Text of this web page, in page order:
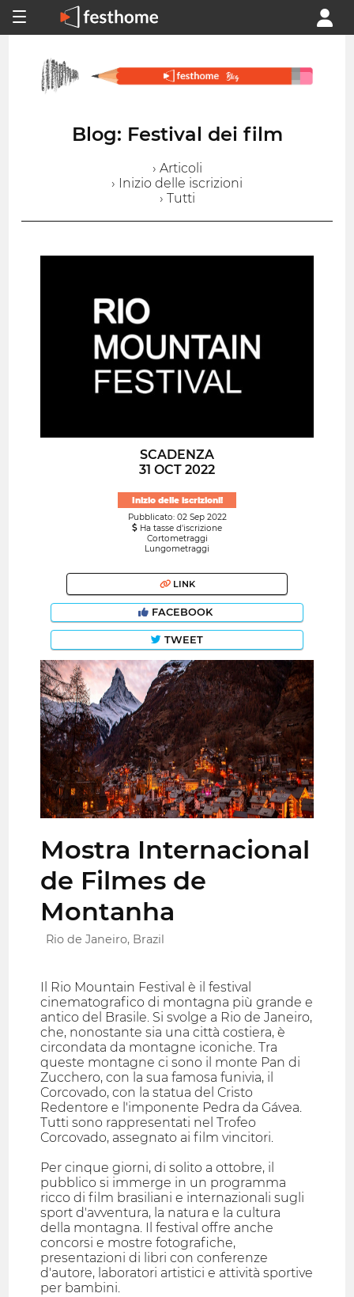
Blog: Festival dei film
› Articoli
› Inizio delle iscrizioni
› Tutti
SCADENZA
31 OCT 2022
Inizio delle iscrizioni!
Pubblicato: 02 Sep 2022
Ha tasse d'iscrizione
Cortometraggi
Lungometraggi
LINK
FACEBOOK
TWEET
Mostra Internacional
de Filmes de
Montanha
Rio de Janeiro, Brazil
Il Rio Mountain Festival è il festival
cinematografico di montagna più grande e
antico del Brasile. Si svolge a Rio de Janeiro,
che, nonostante sia una città costiera, è
circondata da montagne iconiche. Tra
queste montagne ci sono il monte Pan di
Zucchero, con la sua famosa funivia, il
Corcovado, con la statua del Cristo
Redentore e l'imponente Pedra da Gávea.
Tutti sono rappresentati nel Trofeo
Corcovado, assegnato ai film vincitori.
Per cinque giorni, di solito a ottobre, il
pubblico si immerge in un programma
ricco di film brasiliani e internazionali sugli
sport d'avventura, la natura e la cultura
della montagna. Il festival offre anche
concorsi e mostre fotografiche,
presentazioni di libri con conferenze
d'autore, laboratori artistici e attività sportive
per bambini.